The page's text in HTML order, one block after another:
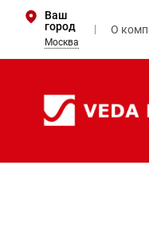
Ваш
город
Москва
О